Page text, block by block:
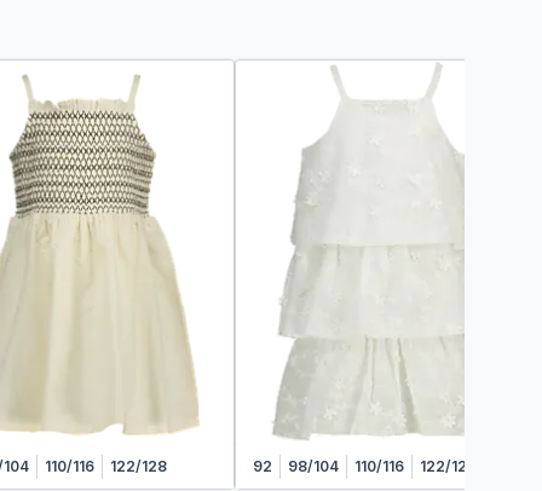
110/116 122/128 92 98/104 110/116 122/128